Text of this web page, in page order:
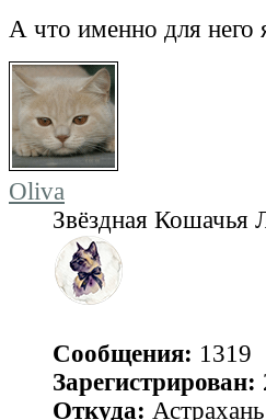
А что именно для него
Oliva
Звёздная Кошачья
Сообщения: 1319
Зарегистрирован:
Откуда: Астрахань